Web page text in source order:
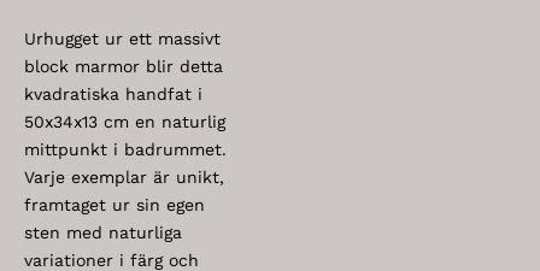
Urhugget ur ett massivt
block marmor blir detta
kvadratiska handfat i
50x34x13 cm en naturlig
mittpunkt i badrummet.
Varje exemplar är unikt,
framtaget ur sin egen
sten med naturliga
variationer i färg och